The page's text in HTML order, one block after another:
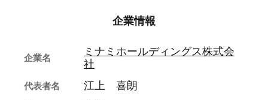
企業情報
企業名
ミナミホールディングス株式会
社
代表者名 江上 喜朗